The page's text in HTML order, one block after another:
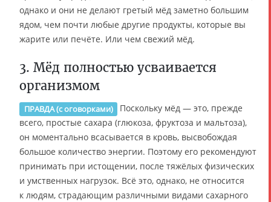
однако и они не делают гретый мёд заметно большим
ядом, чем почти любые другие продукты, которые вы
жарите или печёте. Или чем свежий мёд.
3. Мёд полностью усваивается
организмом
ПРАВДА (с оговорками)
Поскольку мёд — это, прежде
всего, простые сахара (глюкоза, фруктоза и мальтоза),
он моментально всасывается в кровь, высвобождая
большое количество энергии. Поэтому его рекомендуют
принимать при истощении, после тяжёлых физических
и умственных нагрузок. Всё это, однако, не относится
к людям, страдающим различными видами сахарного